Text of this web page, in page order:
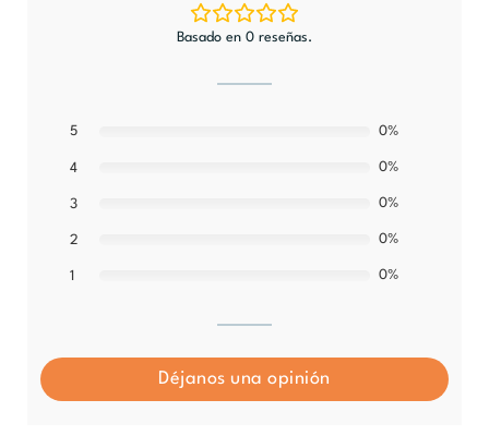
Basado en 0 reseñas.
5 0%
4 0%
3 0%
2 0%
1 0%
Déjanos una opinión